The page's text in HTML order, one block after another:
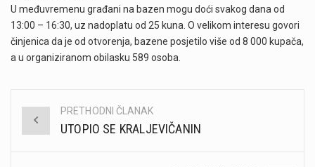
U međuvremenu građani na bazen mogu doći svakog dana od
13:00 – 16:30, uz nadoplatu od 25 kuna. O velikom interesu govori
činjenica da je od otvorenja, bazene posjetilo više od 8 000 kupača,
a u organiziranom obilasku 589 osoba.
Post
PRETHODNI ČLANAK
UTOPIO SE KRALJEVIČANIN